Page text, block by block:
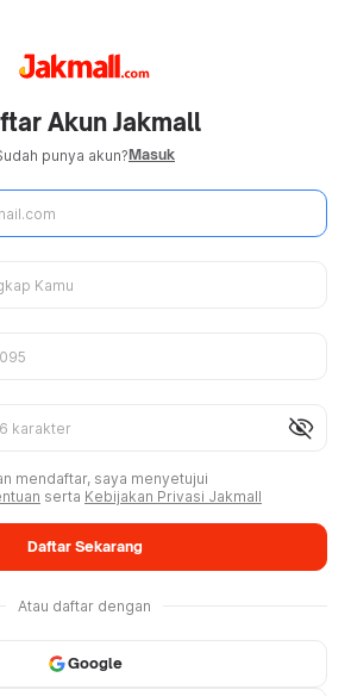
Akun Jakmall
punya akun?Masuk
visibility_off
mendaftar, saya menyetujui
serta Kebijakan Privasi Jakmall
Daftar Sekarang
Atau daftar dengan
Google